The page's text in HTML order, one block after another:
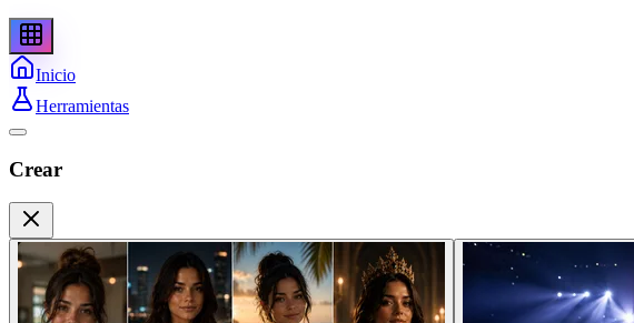
Inicio
Herramientas
Crear